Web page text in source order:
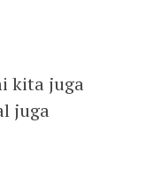
kita juga
juga